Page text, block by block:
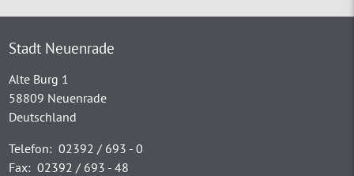
Stadt Neuenrade
Alte Burg 1
58809 Neuenrade
Deutschland
Telefon: 02392 / 693 - 0
Fax: 02392 / 693 - 48